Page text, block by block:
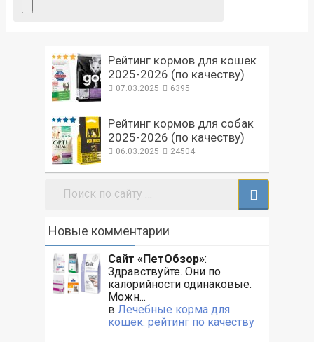
Рейтинг кормов для кошек
2025-2026 (по качеству)
07.03.2025 6395
Рейтинг кормов для собак
2025-2026 (по качеству)
06.03.2025 24504
Поиск:
Новые комментарии
Сайт «ПетОбзор»:
Здравствуйте. Они по
калорийности одинаковые.
Можн...
в Лечебные корма для
кошек: рейтинг по качеству